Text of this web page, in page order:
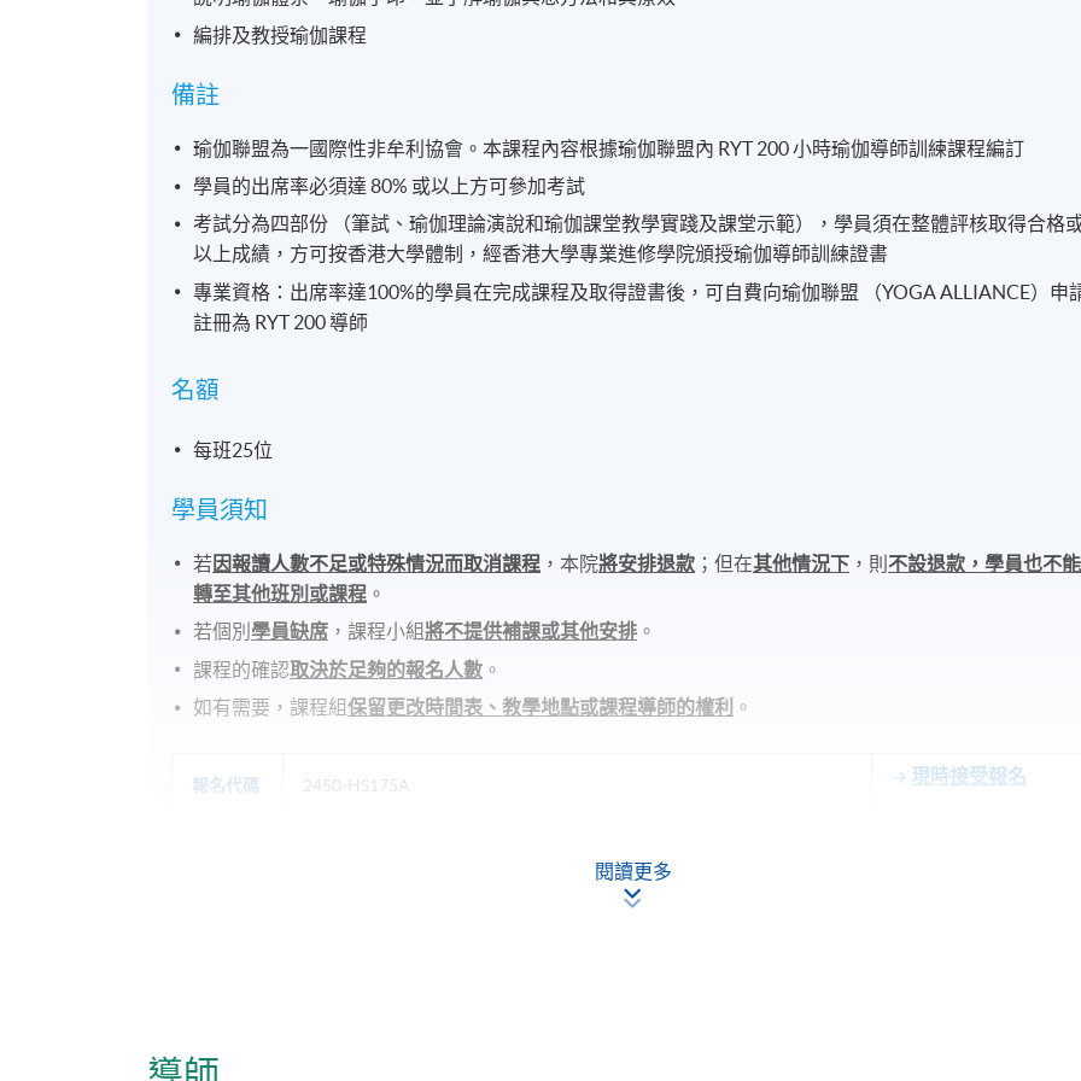
編排及教授瑜伽課程
備註
瑜伽聯盟為一國際性非牟利協會。本課程內容根據瑜伽聯盟內 RYT 200 小時瑜伽導師訓練課程編訂
學員的出席率必須達 80% 或以上方可參加考試
考試分為四部份 （筆試、瑜伽理論演說和瑜伽課堂教學實踐及課堂示範），學員須在整體評核取得合格
以上成績，方可按香港大學體制，經香港大學專業進修學院頒授瑜伽導師訓練證書
專業資格：出席率達100%的學員在完成課程及取得證書後，可自費向瑜伽聯盟 （YOGA ALLIANCE）申
註冊為 RYT 200 導師
名額
每班25位
學員須知
若因報讀人數不足或特殊情況而取消課程 ，本院將安排退款 ；但在其他情況下 ，則 不設退款，學員也不能
轉至其他班別或課程 。
若個別 學員缺席 ，課程小組將不提供補課或其他安排 。
課程的確認取決於足夠的報名人數 。
如有需要，課程組保留更改時間表、教學地點或課程導師的權利 。
報名代碼 2450-HS175A 現時接受報名
閱讀更多